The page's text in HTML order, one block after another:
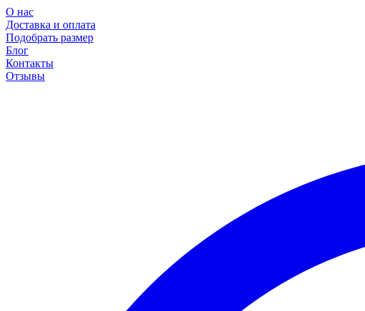
О нас
Доставка и оплата
Подобрать размер
Блог
Контакты
Отзывы